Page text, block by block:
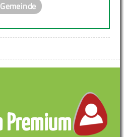
Premium